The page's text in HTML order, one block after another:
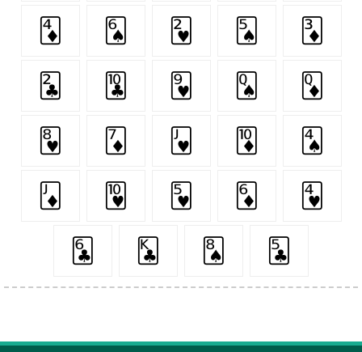
🃄 🂦 🂲 🂥 🃃
🃒 🃚 🂹 🂭 🃍
🂸 🃇 🂻 🃊 🂤
🃋 🂺 🂵 🃆 🂴
🃖 🃞 🂨 🃕